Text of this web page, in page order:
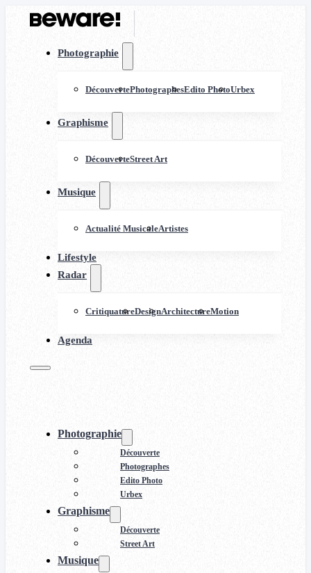
Photographie
DécouvertePhotographesEdito PhotoUrbex
Graphisme
DécouverteStreet Art
Musique
Actualité MusicaleArtistes
Lifestyle
Radar
CritiquatureDesignArchitectureMotion
Agenda
Photographie
Découverte
Photographes
Edito Photo
Urbex
Graphisme
Découverte
Street Art
Musique